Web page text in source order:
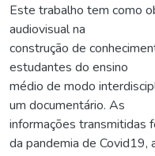
Este trabalho tem como
audiovisual na
construção de
estudantes do ensino
médio de modo
um documentário. As
informações transmitidas
da pandemia de Covid19,